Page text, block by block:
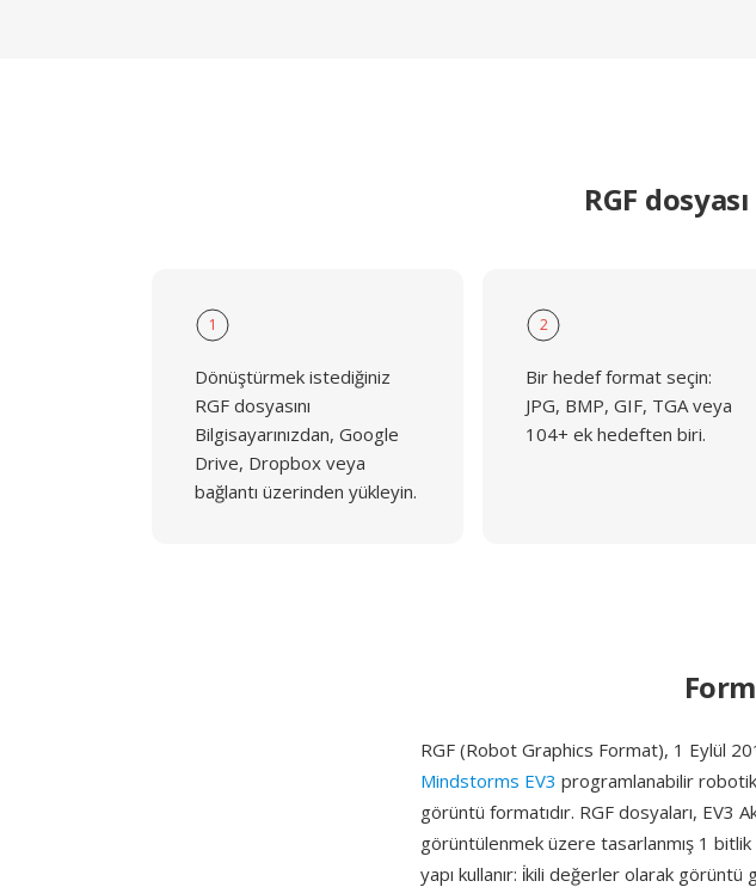
RGF
1
Dönüştürmek istediğiniz
RGF dosyasını
Bilgisayarınızdan, Google
Drive, Dropbox veya
bağlantı üzerinden yükleyin.
2
Bir hedef format seçin:
JPG, BMP, GIF, TGA veya
104+ ek hedeften biri.
RGF (Robot Graphics Format), 1 Eylül
Mindstorms EV3 programlanabilir
görüntü formatıdır. RGF dosyaları, EV3
görüntülenmek üzere tasarlanmış 1
yapı kullanır: i̇kili değerler olarak görüntü